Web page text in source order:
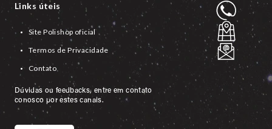
Links úteis
Site Polishop oficial
Termos de Privacidade
Contato
Dúvidas ou feedbacks, entre em contato
conosco por estes canais.